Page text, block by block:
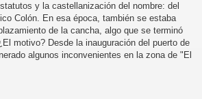
y la castellanización del nombre: del
Colón. En esa época, también se estaba
de la cancha, algo que se terminó
motivo? Desde la inauguración del puerto de
algunos inconvenientes en la zona de "El